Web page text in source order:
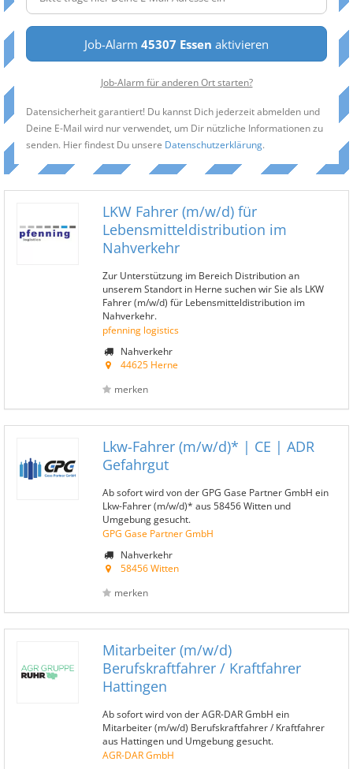
Job-Alarm 45307 Essen aktivieren
Job-Alarm für anderen Ort starten?
Datensicherheit garantiert! Du kannst Dich jederzeit abmelden und
Deine E-Mail wird nur verwendet, um Dir nützliche Informationen zu
senden. Hier findest Du unsere Datenschutzerklärung.
LKW Fahrer (m/w/d) für
Lebensmitteldistribution im
Nahverkehr
Zur Unterstützung im Bereich Distribution an
unserem Standort in Herne suchen wir Sie als LKW
Fahrer (m/w/d) für Lebensmitteldistribution im
Nahverkehr.
pfenning logistics
Nahverkehr
44625 Herne
merken
Lkw-Fahrer (m/w/d)* | CE | ADR
Gefahrgut
Ab sofort wird von der GPG Gase Partner GmbH ein
Lkw-Fahrer (m/w/d)* aus 58456 Witten und
Umgebung gesucht.
GPG Gase Partner GmbH
Nahverkehr
58456 Witten
merken
Mitarbeiter (m/w/d)
Berufskraftfahrer / Kraftfahrer
Hattingen
Ab sofort wird von der AGR-DAR GmbH ein
Mitarbeiter (m/w/d) Berufskraftfahrer / Kraftfahrer
aus Hattingen und Umgebung gesucht.
AGR-DAR GmbH